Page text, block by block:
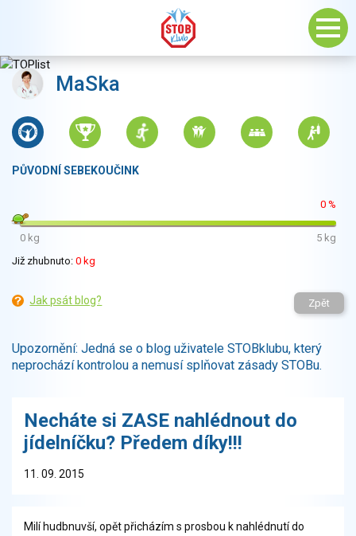
MaSka
PŮVODNÍ SEBEKOUČINK
0 %
0 kg
5 kg
Již zhubnuto: 0 kg
Jak psát blog? Zpět
Upozornění: Jedná se o blog uživatele STOBklubu, který
neprochází kontrolou a nemusí splňovat zásady STOBu.
Necháte si ZASE nahlédnout do
jídelníčku? Předem díky!!!
11. 09. 2015
Milí hudbnuvší, opět přicházím s prosbou k nahlédnutí do